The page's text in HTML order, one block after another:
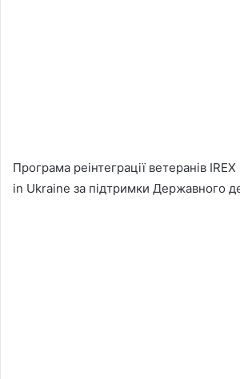
Програма реінтеграції ветеранів IREX
in Ukraine за підтримки Державного